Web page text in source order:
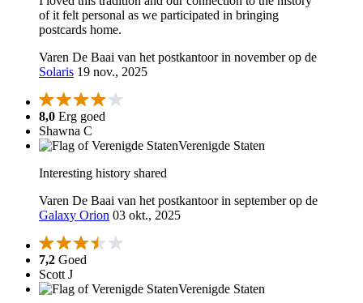
of it felt personal as we participated in bringing
postcards home.
Varen De Baai van het postkantoor in november op de
Solaris 19 nov., 2025
8,0 Erg goed
Shawna C
Verenigde Staten
Interesting history shared
Varen De Baai van het postkantoor in september op de
Galaxy Orion 03 okt., 2025
7,2 Goed
Scott J
Verenigde Staten